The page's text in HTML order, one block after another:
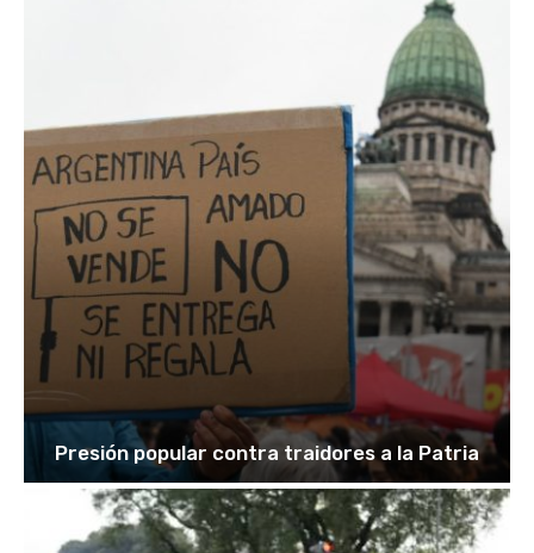
Presión popular contra traidores a la Patria